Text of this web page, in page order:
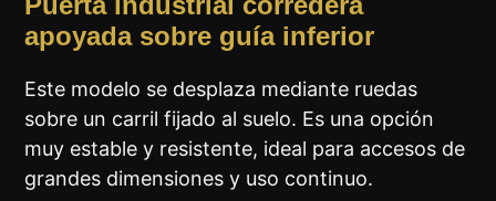
apoyada sobre guía inferior
Este modelo se desplaza mediante ruedas
sobre un carril fijado al suelo. Es una opción
muy estable y resistente, ideal para accesos de
grandes dimensiones y uso continuo.